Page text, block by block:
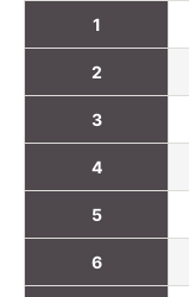
1
2
3
4
5
6